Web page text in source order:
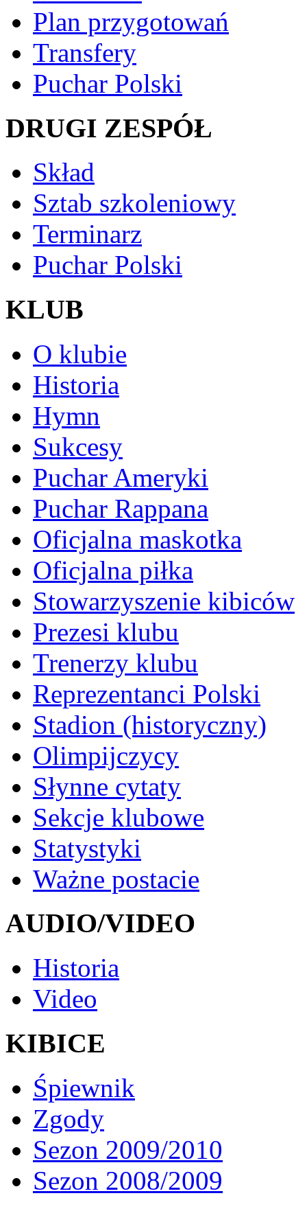
Plan przygotowań
Transfery
Puchar Polski
DRUGI ZESPÓŁ
Skład
Sztab szkoleniowy
Terminarz
Puchar Polski
KLUB
O klubie
Historia
Hymn
Sukcesy
Puchar Ameryki
Puchar Rappana
Oficjalna maskotka
Oficjalna piłka
Stowarzyszenie kibiców
Prezesi klubu
Trenerzy klubu
Reprezentanci Polski
Stadion (historyczny)
Olimpijczycy
Słynne cytaty
Sekcje klubowe
Statystyki
Ważne postacie
AUDIO/VIDEO
Historia
Video
KIBICE
Śpiewnik
Zgody
Sezon 2009/2010
Sezon 2008/2009